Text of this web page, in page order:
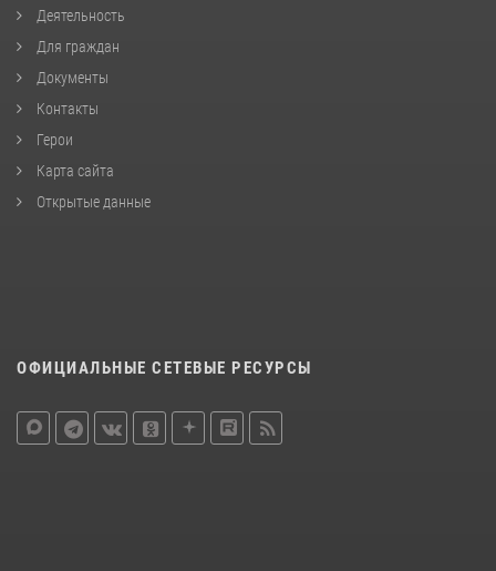
Деятельность
Для граждан
Документы
Контакты
Герои
Карта сайта
Открытые данные
ОФИЦИАЛЬНЫЕ СЕТЕВЫЕ РЕСУРСЫ